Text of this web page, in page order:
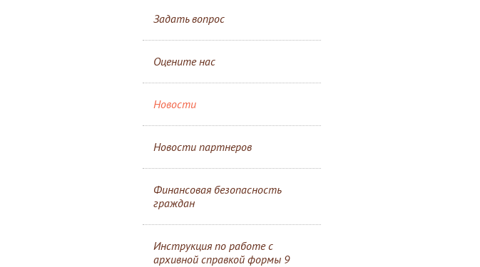
Задать вопрос
Оцените нас
Новости
Новости партнеров
Финансовая безопасность
граждан
Инструкция по работе с
архивной справкой формы 9